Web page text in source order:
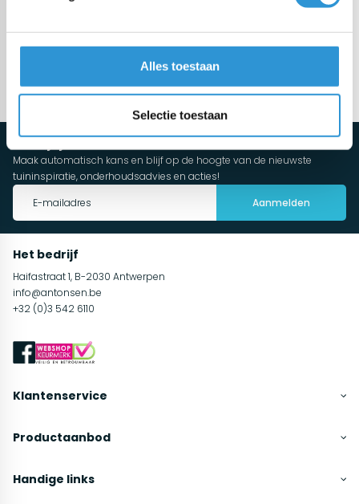
Alles toestaan
Selectie toestaan
Meer categorieën
Schrijf je direct in voor de nieuwsbrief
Maak automatisch kans en blijf op de hoogte van de nieuwste
tuininspiratie, onderhoudsadvies en acties!
Aanmelden
Het bedrijf
Haifastraat 1, B-2030 Antwerpen
info@antonsen.be
+32 (0)3 542 6110
Klantenservice
Productaanbod
Handige links